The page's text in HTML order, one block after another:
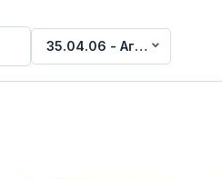
35.04.06 - Агроинженерия